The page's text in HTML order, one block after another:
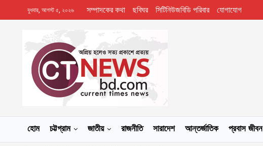
বুধবার, আগস্ট ৫, ২০২৬ সম্পাদকের কথা ছবিঘর সিটিনিউজবিডি পরিবার যোগাযোগ
হোম চট্টগ্রাম জাতীয় রাজনীতি সারাদেশ আন্তর্জাতিক প্রবাস জীবন